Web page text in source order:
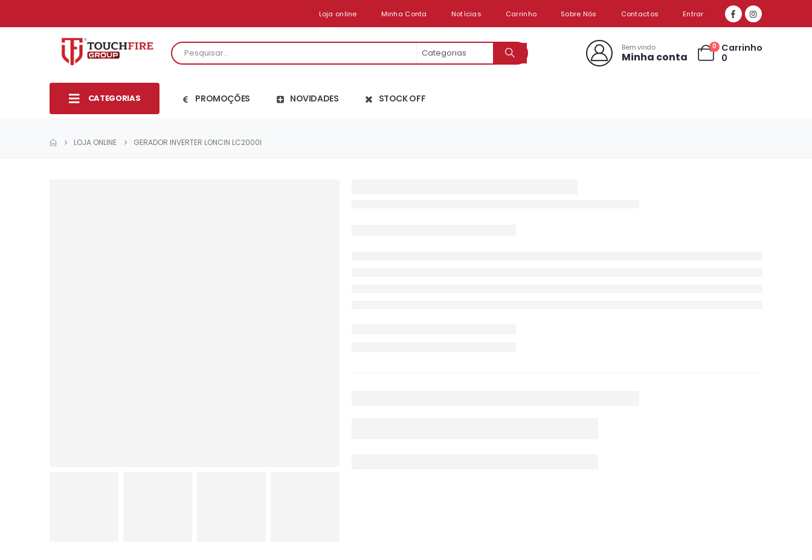
Loja online Minha Conta Notícias Carrinho Sobre Nós Contactos Entrar
Bem vindo
Minha conta
0
Carrinho
0
CATEGORIAS PROMOÇÕES NOVIDADES STOCK OFF
LOJA ONLINE GERADOR INVERTER LONCIN LC2000I